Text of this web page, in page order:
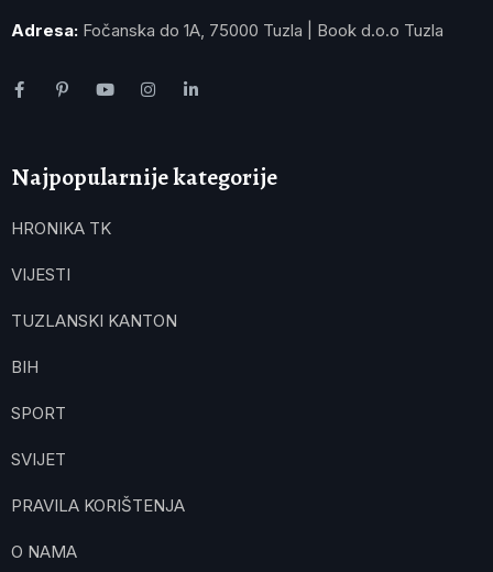
Adresa: Fočanska do 1A, 75000 Tuzla | Book d.o.o Tuzla
Najpopularnije kategorije
HRONIKA TK
VIJESTI
TUZLANSKI KANTON
BIH
SPORT
SVIJET
PRAVILA KORIŠTENJA
O NAMA